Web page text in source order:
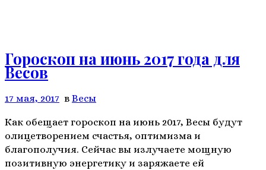
Гороскоп на июнь 2017 года для
Весов
17 мая, 2017 в Весы
Как обещает гороскоп на июнь 2017, Весы будут
олицетворением счастья, оптимизма и
благополучия. Сейчас вы излучаете мощную
позитивную энергетику и заряжаете ей